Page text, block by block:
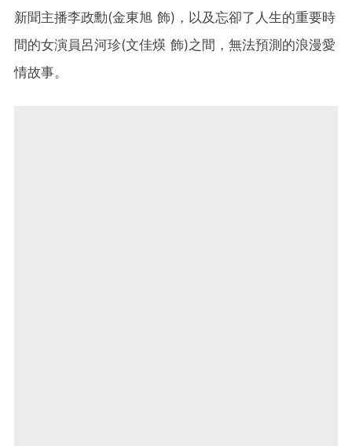
新聞主播李政勳(金東旭 飾)，以及忘卻了人生的重要時
間的女演員呂河珍(文佳煐 飾)之間，無法預測的浪漫愛
情故事。